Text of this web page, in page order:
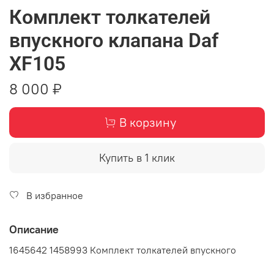
Комплект толкателей
впускного клапана Daf
XF105
8 000 ₽
В корзину
Купить в 1 клик
В избранное
Описание
1645642 1458993 Комплект толкателей впускного